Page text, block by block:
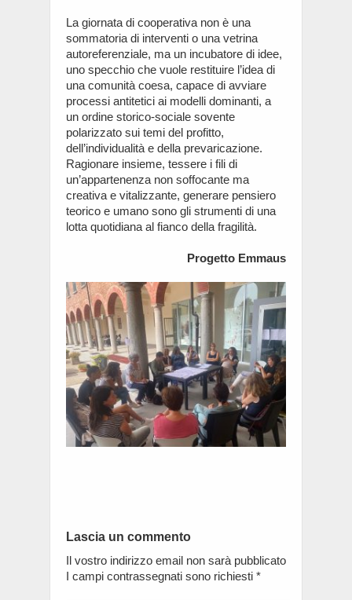
La giornata di cooperativa non è una
sommatoria di interventi o una vetrina
autoreferenziale, ma un incubatore di idee,
uno specchio che vuole restituire l’idea di
una comunità coesa, capace di avviare
processi antitetici ai modelli dominanti, a
un ordine storico-sociale sovente
polarizzato sui temi del profitto,
dell’individualità e della prevaricazione.
Ragionare insieme, tessere i fili di
un’appartenenza non soffocante ma
creativa e vitalizzante, generare pensiero
teorico e umano sono gli strumenti di una
lotta quotidiana al fianco della fragilità.
Progetto Emmaus
Lascia un commento
Il vostro indirizzo email non sarà pubblicato
I campi contrassegnati sono richiesti *